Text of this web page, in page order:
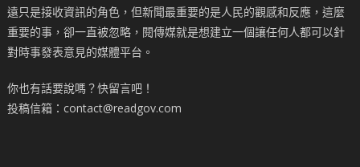
遠只是接收資訊的角色，但新聞最重要的是人民的觀感和反應，這麼
重要的事，卻一直被忽略，閱傳媒就是想建立一個讓任何人都可以針
對時事發表意見的媒體平台。
你也有話要說嗎？快留言吧！
投稿信箱：contact@readgov.com